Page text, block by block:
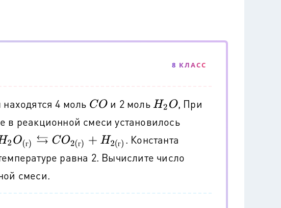
8 КЛАСС
4 моль CO и 2 мольH2O , При
в реакционной смеси установилось
г г г
(г)⇆CO 2(г) +H2(г)
. Константа
равна 2. Вычислите число
смеси.